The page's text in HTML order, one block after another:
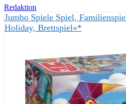
Redaktion
Jumbo Spiele Spiel,
Holiday, Brettspiel«*